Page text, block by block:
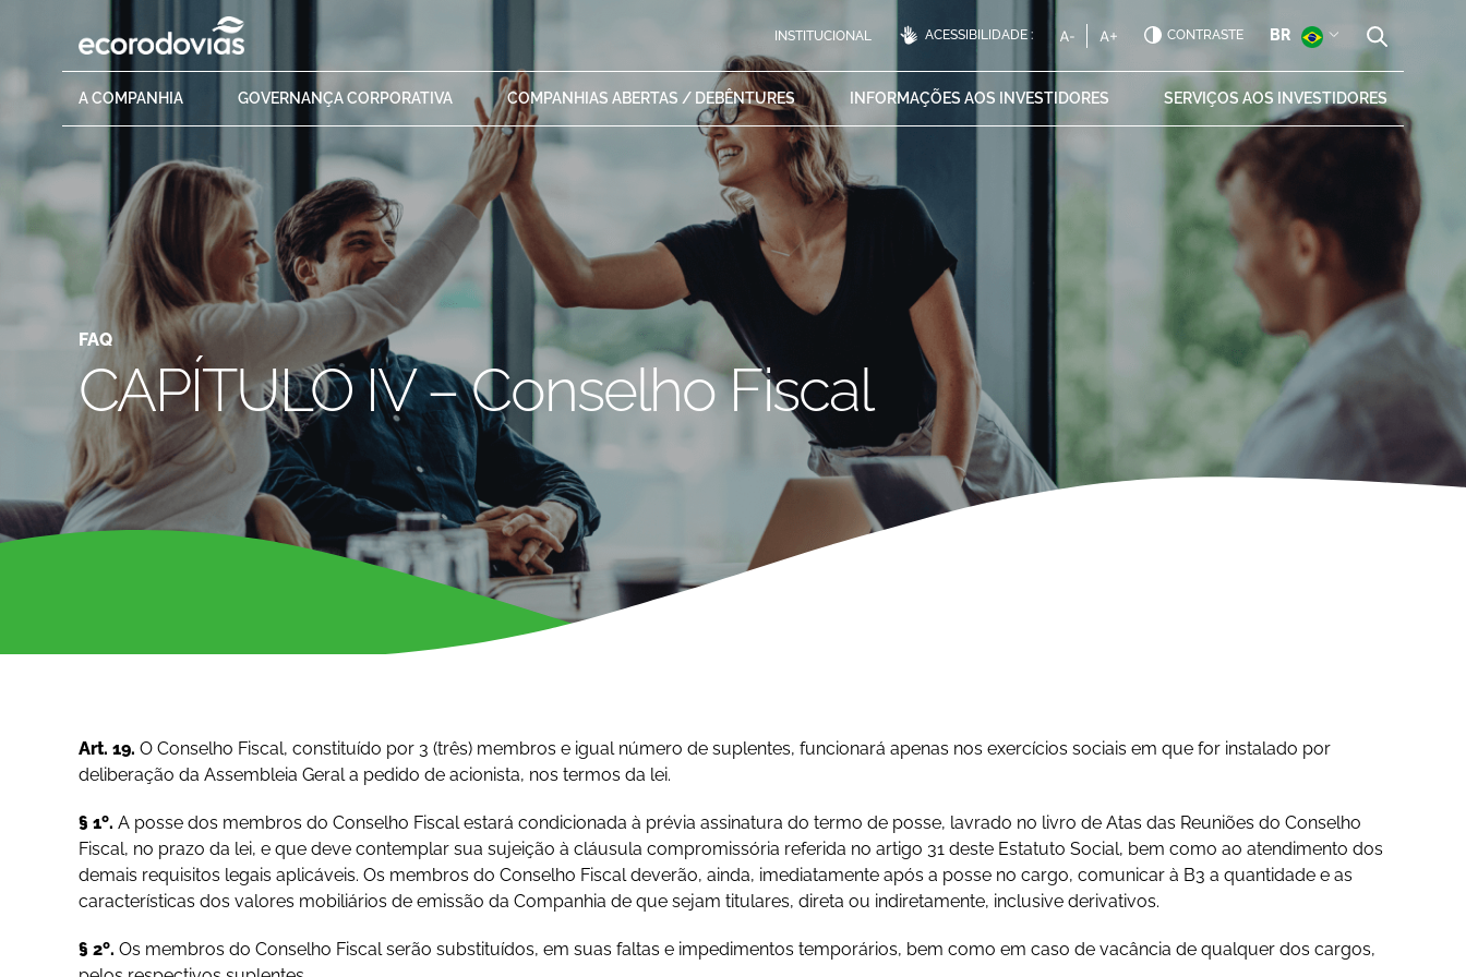
INSTITUCIONAL ACESSIBILIDADE : CONTRASTE BR
ACOMPANHIA GOVERNANÇACORPORATIVA COMPANHIAS ABERTAS / DEBÊNTURES INFORMAÇÕES AOS INVESTIDORES SERVIÇOS AOS INVESTIDORES
FAQ
CAPÍTULO IV – Conselho Fiscal
Art. 19. O Conselho Fiscal, constituído por 3 (três) membros e igual número de suplentes, funcionará apenas nos exercícios sociais em que for instalado por
deliberação da Assembleia Geral a pedido de acionista, nos termos da lei.
§ 1º. A posse dos membros do Conselho Fiscal estará condicionada à prévia assinatura do termo de posse, lavrado no livro de Atas das Reuniões do Conselho
Fiscal, no prazo da lei, e que deve contemplar sua sujeição à cláusula compromissória referida no artigo 31 deste Estatuto Social, bem como ao atendimento dos
demais requisitos legais aplicáveis. Os membros do Conselho Fiscal deverão, ainda, imediatamente após a posse no cargo, comunicar à B3 a quantidade e as
características dos valores mobiliários de emissão da Companhia de que sejam titulares, direta ou indiretamente, inclusive derivativos.
§ 2º. Os membros do Conselho Fiscal serão substituídos, em suas faltas e impedimentos temporários, bem como em caso de vacância de qualquer dos cargos,